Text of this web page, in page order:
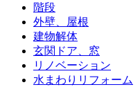
階段
外壁、屋根
建物解体
玄関ドア、窓
リノベーション
水まわりリフォーム